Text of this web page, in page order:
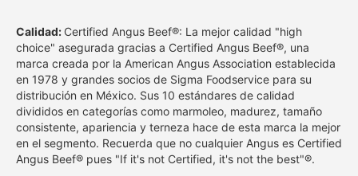
Calidad: Certified Angus Beef®: La mejor calidad "high
choice" asegurada gracias a Certified Angus Beef®, una
marca creada por la American Angus Association establecida
en 1978 y grandes socios de Sigma Foodservice para su
distribución en México. Sus 10 estándares de calidad
divididos en categorías como marmoleo, madurez, tamaño
consistente, apariencia y terneza hace de esta marca la mejor
en el segmento. Recuerda que no cualquier Angus es Certified
Angus Beef® pues "If it's not Certified, it's not the best"®.